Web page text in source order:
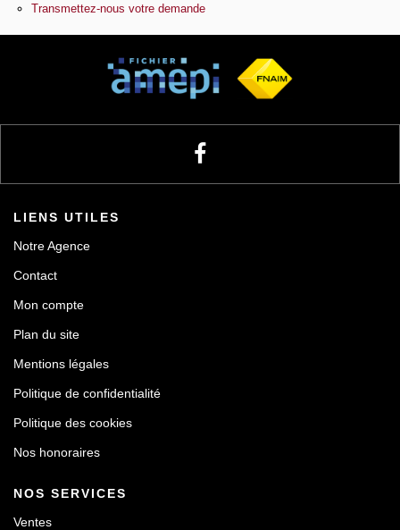
Contact
Transmettez-nous votre demande
LIENS UTILES
Notre Agence
Contact
Mon compte
Plan du site
Mentions légales
Politique de confidentialité
Politique des cookies
Nos honoraires
NOS SERVICES
Ventes